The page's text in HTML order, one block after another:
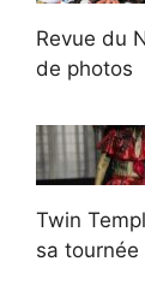
Revue du
de photos
Twin
sa tournée